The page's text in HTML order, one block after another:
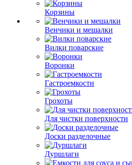
Корзины
Венчики и мешалки
Вилки поварские
Воронки
Гастроемкости
Грохоты
Для чистки поверхности
Доски разделочные
Дуршлаги